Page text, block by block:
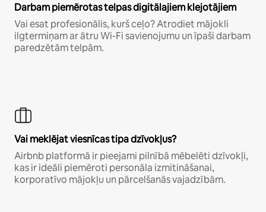
Darbam piemērotas telpas digitālajiem klejotājiem
Vai esat profesionālis, kurš ceļo? Atrodiet mājokli
ilgtermiņam ar ātru Wi-Fi savienojumu un īpaši darbam
paredzētām telpām.
Vai meklējat viesnīcas tipa dzīvokļus?
Airbnb platformā ir pieejami pilnībā mēbelēti dzīvokļi,
kas ir ideāli piemēroti personāla izmitināšanai,
korporatīvo mājokļu un pārcelšanās vajadzībām.